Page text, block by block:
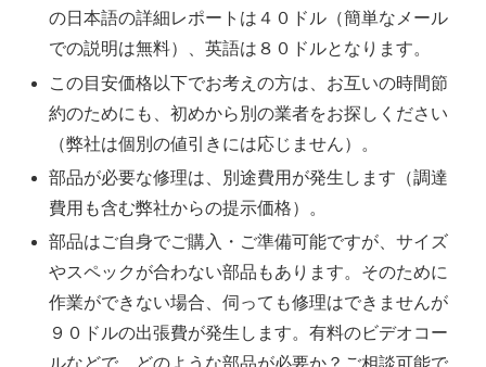
の日本語の詳細レポートは４０ドル（簡単なメール
での説明は無料）、英語は８０ドルとなります。
この目安価格以下でお考えの方は、お互いの時間節
約のためにも、初めから別の業者をお探しください
（弊社は個別の値引きには応じません）。
部品が必要な修理は、別途費用が発生します（調達
費用も含む弊社からの提示価格）。
部品はご自身でご購入・ご準備可能ですが、サイズ
やスペックが合わない部品もあります。そのために
作業ができない場合、伺っても修理はできませんが
９０ドルの出張費が発生します。有料のビデオコー
ルなどで、どのような部品が必要か？ご相談可能で